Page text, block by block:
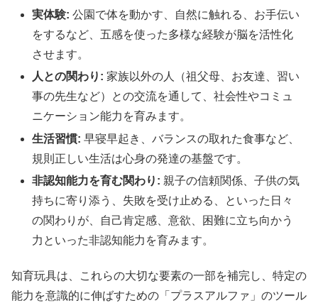
実体験: 公園で体を動かす、自然に触れる、お手伝い
をするなど、五感を使った多様な経験が脳を活性化
させます。
人との関わり: 家族以外の人（祖父母、お友達、習い
事の先生など）との交流を通して、社会性やコミュ
ニケーション能力を育みます。
生活習慣: 早寝早起き、バランスの取れた食事など、
規則正しい生活は心身の発達の基盤です。
非認知能力を育む関わり: 親子の信頼関係、子供の気
持ちに寄り添う、失敗を受け止める、といった日々
の関わりが、自己肯定感、意欲、困難に立ち向かう
力といった非認知能力を育みます。
知育玩具は、これらの大切な要素の一部を補完し、特定の
能力を意識的に伸ばすための「プラスアルファ」のツール